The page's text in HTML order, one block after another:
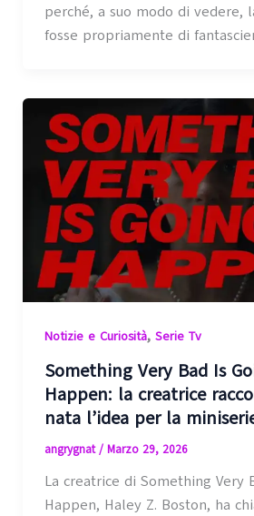
perché, a suo modo di vedere,
fosse propriamente di
Notizie e Curiosità, Serie Tv
Something Very Bad Is
Happen: la creatrice
nata l’idea per la
angrygnat/ Marzo 29, 2026
La creatrice di Something Very
Happen, Haley Z. Boston, ha